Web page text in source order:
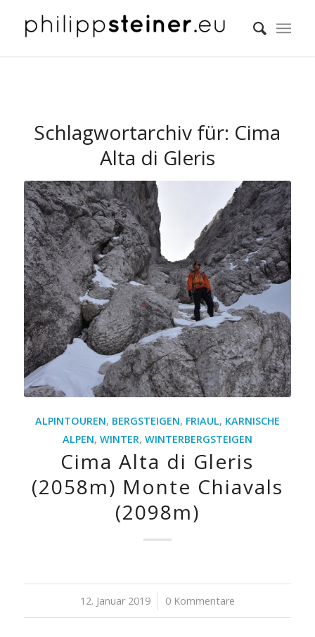
Schlagwortarchiv für: Cima
Alta di Gleris
ALPINTOUREN, BERGSTEIGEN, FRIAUL, KARNISCHE
ALPEN, WINTER, WINTERBERGSTEIGEN
Cima Alta di Gleris
(2058m) Monte Chiavals
(2098m)
12. Januar 2019
/ 0 Kommentare